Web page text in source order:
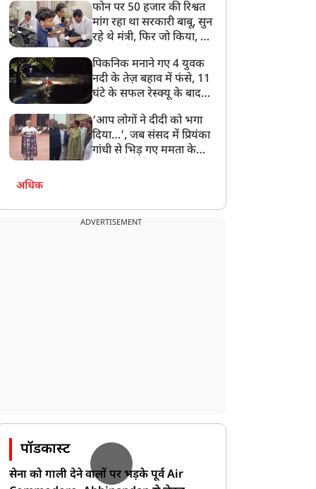
बेटी को गोद लें प्रधानमंत्री
फोन पर 50 हजार की रिश्वत
मांग रहा था सरकारी बाबू, सुन
रहे थे मंत्री, फिर जो किया, वो
पिकनिक मनाने गए 4 युवक
नदी के तेज़ बहाव में फंसे, 11
घंटे के सफल रेस्क्यू के बाद
‘आप लोगों ने दीदी को भगा
दिया…’, जब संसद में प्रियंका
गांधी से भिड़ गए ममता के
अधिक
ADVERTISEMENT
पॉडकास्ट
सेना को गाली देने वालों पर भड़के पूर्व Air